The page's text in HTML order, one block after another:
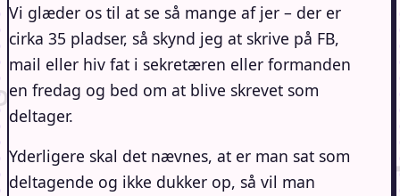
Vi glæder os til at se så mange af jer – der er
cirka 35 pladser, så skynd jeg at skrive på FB,
mail eller hiv fat i sekretæren eller formanden
en fredag og bed om at blive skrevet som
deltager.
Yderligere skal det nævnes, at er man sat som
deltagende og ikke dukker op, så vil man